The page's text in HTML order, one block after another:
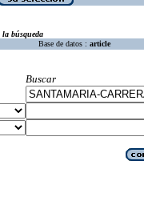
búsqueda
Base de datos : article
Buscar